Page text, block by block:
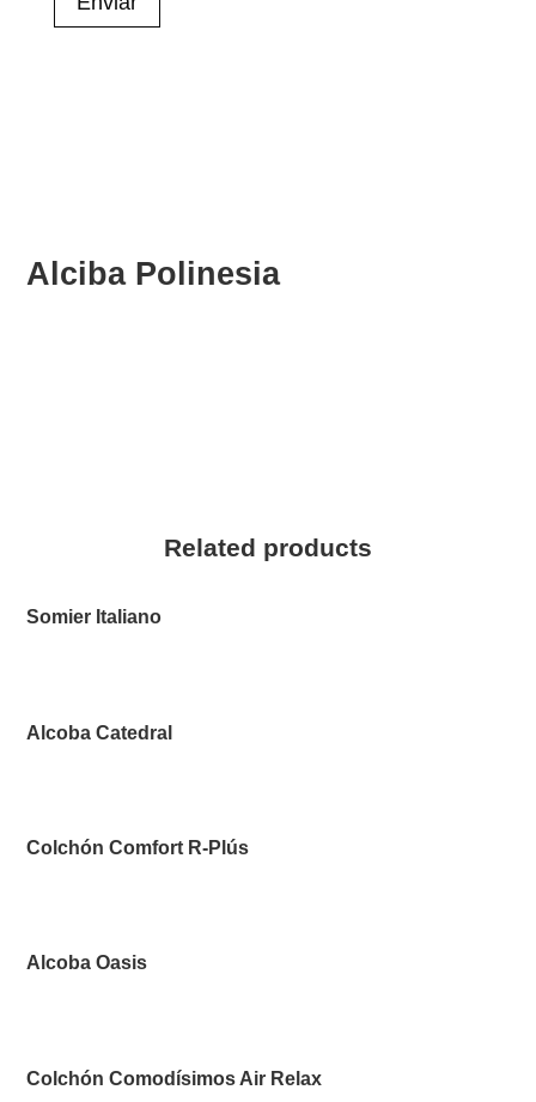
Alciba Polinesia
Related products
Somier Italiano
Alcoba Catedral
Colchón Comfort R-Plús
Alcoba Oasis
Colchón Comodísimos Air Relax